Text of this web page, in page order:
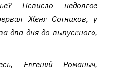
Повисло недолгое
Женя Сотников, у
два дня до выпускного,
Евгений Романыч,